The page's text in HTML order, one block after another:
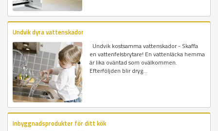
Undvik dyra vattenskador
Undvik kostsamma vattenskador - Skaffa
en vattenfelsbrytare! En vattenläcka hemma
är lika oväntad som ovälkommen.
Efterföljden blir dryg...
Inbyggnadsprodukter för ditt kök